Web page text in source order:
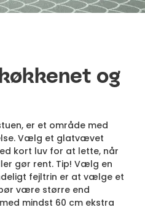
og
er et område med
Vælg et glatvævet
kort luv for at lette, når
gør rent. Tip! Vælg en
fejltrin er at vælge et
være større end
mindst 60 cm ekstra